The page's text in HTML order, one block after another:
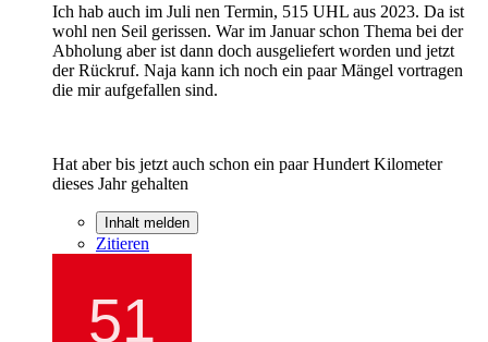
Ich hab auch im Juli nen Termin, 515 UHL aus 2023. Da ist
wohl nen Seil gerissen. War im Januar schon Thema bei der
Abholung aber ist dann doch ausgeliefert worden und jetzt
der Rückruf. Naja kann ich noch ein paar Mängel vortragen
die mir aufgefallen sind.
Hat aber bis jetzt auch schon ein paar Hundert Kilometer
dieses Jahr gehalten
Inhalt melden
Zitieren